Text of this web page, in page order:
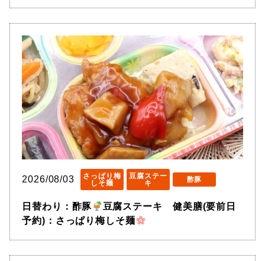
2026/08/03
さっぱり梅
しそ麺
豆腐ステー
キ
酢豚
日替わり：酢豚
豆腐ステーキ 健美膳(要前日
予約)：さっぱり梅しそ麺